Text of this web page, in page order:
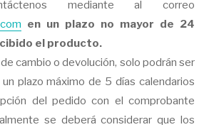
mediante al correo
en un plazo no mayor de 24
el producto.
cambio o devolución, solo podrán ser
plazo máximo de 5 días calendarios
del pedido con el comprobante
se deberá considerar que los